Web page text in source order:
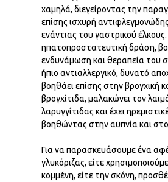
χαμηλά, διεγείροντας την
επίσης ισχυρή
ενάντιας του γαστρικού έλκους.
ηπατοπροστατευτική δράση,
ενδυνάμωση και θεραπεία του
ήπιο αντιαλλεργικό, δυνατό
βοηθάει επίσης στην βρογχική
βρογχίτιδα, μαλακώνει τον
λαρυγγίτιδας και έχει
βοηθώντας στην αϋπνία και
Για να παρασκευάσουμε ένα
γλυκόριζας, είτε
κομμένη, είτε την σκόνη,